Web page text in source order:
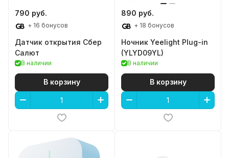
790 руб.
+ 16 бонусов
Датчик открытия Сбер
Салют
В наличии
В корзину
890 руб.
+ 18 бонусов
Ночник Yeelight Plug-in
(YLYD09YL)
В наличии
В корзину